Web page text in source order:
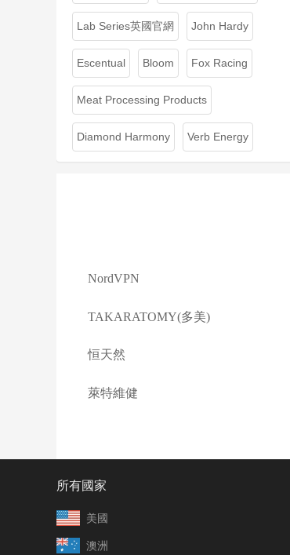
Lab Series英國官網 John Hardy
Escentual Bloom Fox Racing
Meat Processing Products
Diamond Harmony Verb Energy
NordVPN
TAKARATOMY(多美)
恒天然
萊特維健
所有國家
美國
澳洲